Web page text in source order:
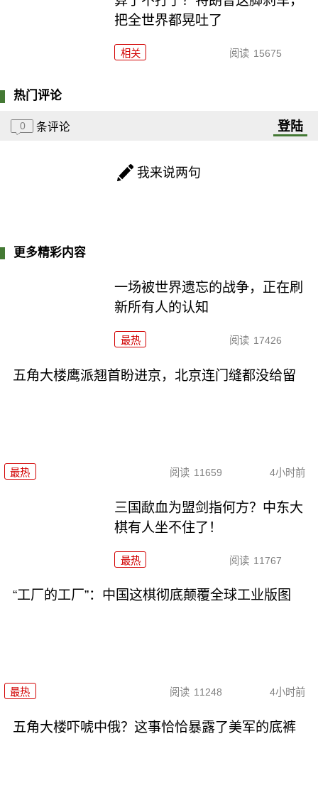
把全世界都晃吐了
相关 阅读 15675
热门评论
0 条评论 登陆
我来说两句
更多精彩内容
一场被世界遗忘的战争，正在刷
新所有人的认知
最热 阅读 17426
五角大楼鹰派翘首盼进京，北京连门缝都没给留
最热 阅读 11659 4小时前
三国歃血为盟剑指何方？中东大
棋有人坐不住了！
最热 阅读 11767
“工厂的工厂”：中国这棋彻底颠覆全球工业版图
最热 阅读 11248 4小时前
五角大楼吓唬中俄？这事恰恰暴露了美军的底裤